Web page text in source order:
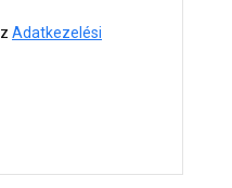
Adatkezelési